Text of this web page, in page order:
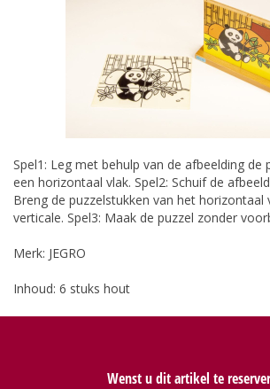
Spel1: Leg met behulp van de afbeelding de
een horizontaal vlak. Spel2: Schuif de
Breng de puzzelstukken van het horizontaal
verticale. Spel3: Maak de puzzel zonder
Merk: JEGRO
Inhoud: 6 stuks hout
Wenst u dit artikel te